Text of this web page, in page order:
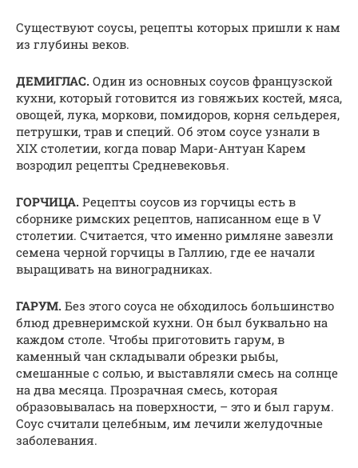
Существуют соусы, рецепты которых пришли к нам
из глубины веков.
ДЕМИГЛАС. Один из основных соусов французской
кухни, который готовится из говяжьих костей, мяса,
овощей, лука, моркови, помидоров, корня сельдерея,
петрушки, трав и специй. Об этом соусе узнали в
XIX столетии, когда повар Мари-Антуан Карем
возродил рецепты Средневековья.
ГОРЧИЦА. Рецепты соусов из горчицы есть в
сборнике римских рецептов, написанном еще в V
столетии. Считается, что именно римляне завезли
семена черной горчицы в Галлию, где ее начали
выращивать на виноградниках.
ГАРУМ. Без этого соуса не обходилось большинство
блюд древнеримской кухни. Он был буквально на
каждом столе. Чтобы приготовить гарум, в
каменный чан складывали обрезки рыбы,
смешанные с солью, и выставляли смесь на солнце
на два месяца. Прозрачная смесь, которая
образовывалась на поверхности, – это и был гарум.
Соус считали целебным, им лечили желудочные
заболевания.